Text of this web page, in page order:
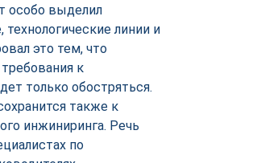
особо выделил
линии и
это тем, что
к
только обостряться.
также к
инжиниринга. Речь
по